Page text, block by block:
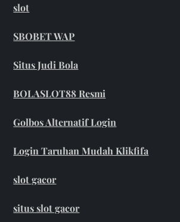
slot
SBOBET WAP
Situs Judi Bola
BOLASLOT88 Resmi
Golbos Alternatif Login
Login Taruhan Mudah Klikfifa
slot gacor
situs slot gacor